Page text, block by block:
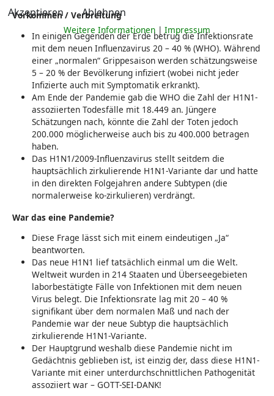
Vorkommen / Verbreitung
In einigen Gegenden der Erde betrug die Infektionsrate
mit dem neuen Influenzavirus 20 – 40 % (WHO). Während
einer „normalen“ Grippesaison werden schätzungsweise
5 – 20 % der Bevölkerung infiziert (wobei nicht jeder
Infizierte auch mit Symptomatik erkrankt).
Am Ende der Pandemie gab die WHO die Zahl der H1N1-
assoziierten Todesfälle mit 18.449 an. Jüngere
Schätzungen nach, könnte die Zahl der Toten jedoch
200.000 möglicherweise auch bis zu 400.000 betragen
haben.
Das H1N1/2009-Influenzavirus stellt seitdem die
hauptsächlich zirkulierende H1N1-Variante dar und hatte
in den direkten Folgejahren andere Subtypen (die
normalerweise ko-zirkulieren) verdrängt.
War das eine Pandemie?
Diese Frage lässt sich mit einem eindeutigen „Ja“
beantworten.
Das neue H1N1 lief tatsächlich einmal um die Welt.
Weltweit wurden in 214 Staaten und Überseegebieten
laborbestätigte Fälle von Infektionen mit dem neuen
Virus belegt. Die Infektionsrate lag mit 20 – 40 %
signifikant über dem normalen Maß und nach der
Pandemie war der neue Subtyp die hauptsächlich
zirkulierende H1N1-Variante.
Der Hauptgrund weshalb diese Pandemie nicht im
Gedächtnis geblieben ist, ist einzig der, dass diese H1N1-
Variante mit einer unterdurchschnittlichen Pathogenität
assoziiert war – GOTT-SEI-DANK!
Akzeptieren Ablehnen
Weitere Informationen | Impressum